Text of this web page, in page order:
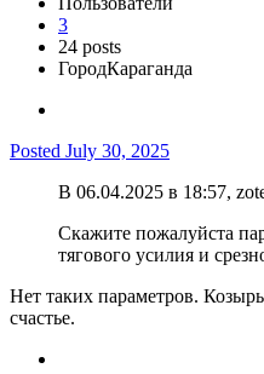
3
24 posts
ГородКараганда
Posted July 30, 2025
В 06.04.2025 в 18:57,
Скажите пожалуйста
тягового усилия и
Нет таких параметров.
счастье.